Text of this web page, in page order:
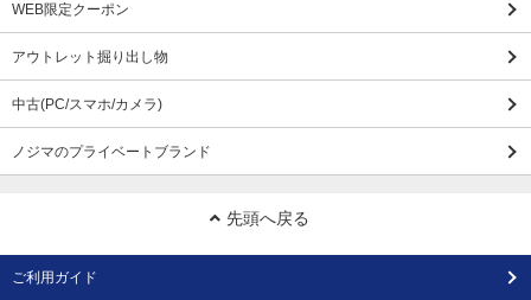
WEB限定クーポン
アウトレット掘り出し物
中古(PC/スマホ/カメラ)
ノジマのプライベートブランド
先頭へ戻る
ご利用ガイド